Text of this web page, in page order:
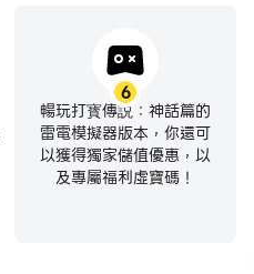
6
暢玩打寳傳説：神話篇的
雷電模擬器版本，你還可
以獲得獨家儲值優惠，以
及專屬福利虛寶碼！